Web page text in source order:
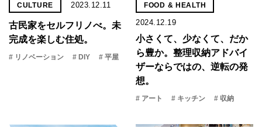
CULTURE 2023.12.11
古民家をセルフリノべ。未
完成を楽しむ住処。
# リノベーション # DIY # 平屋
FOOD & HEALTH
2024.12.19
小さくて、少なくて、だか
ら豊か。整理収納アドバイ
ザーならではの、逆転の発
想。
# アート # キッチン # 収納